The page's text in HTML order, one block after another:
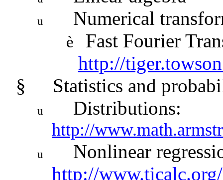
u Numerical
è
Fast Fourier
http://
§
Statistics and
u Distributions:
http://
u
Nonlinear
http://